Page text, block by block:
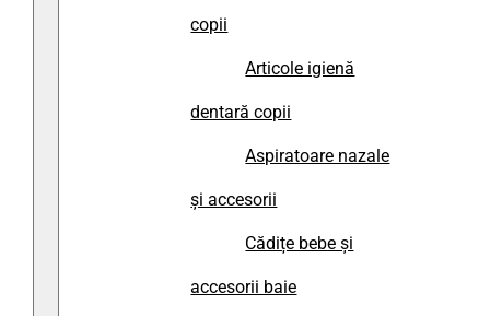
copii
Articole igienă
dentară copii
Aspiratoare nazale
și accesorii
Cădițe bebe și
accesorii baie